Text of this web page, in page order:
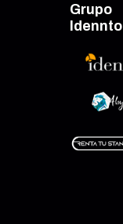
Grupo
Idennto